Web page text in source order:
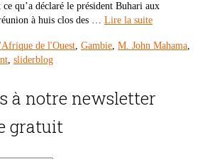
qu’a déclaré le président Buhari aux
à huis clos des … Lire la suite
de l'Ouest, Gambie, M. John Mahama,
, sliderblog
à notre newsletter
gratuit